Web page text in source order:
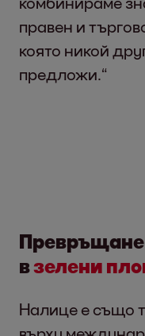
правен и
която никой
предложи.“
Превръщане
взелени
Налице е също